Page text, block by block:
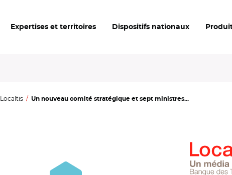
Expertises et territoires Dispositifs nationaux
Localtis Un nouveau comité stratégique et sept ministres...